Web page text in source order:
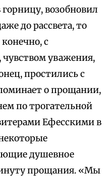
возобновил
до рассвета, то
с
уважения,
простились с
о прощании,
по трогательной
Ефесскими в
душевное
прощания. «Мы